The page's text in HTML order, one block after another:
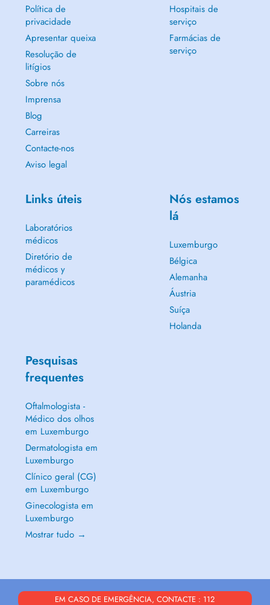
Política de
privacidade
Apresentar queixa
Resolução de
litígios
Sobre nós
Imprensa
Blog
Carreiras
Contacte-nos
Aviso legal
Hospitais de
serviço
Farmácias de
serviço
Links úteis
Laboratórios
médicos
Diretório de
médicos y
paramédicos
Nós estamos
lá
Luxemburgo
Bélgica
Alemanha
Áustria
Suíça
Holanda
Pesquisas
frequentes
Oftalmologista -
Médico dos olhos
em Luxemburgo
Dermatologista em
Luxemburgo
Clínico geral (CG)
em Luxemburgo
Ginecologista em
Luxemburgo
Mostrar tudo →
EM CASO DE EMERGÊNCIA, CONTACTE : 112